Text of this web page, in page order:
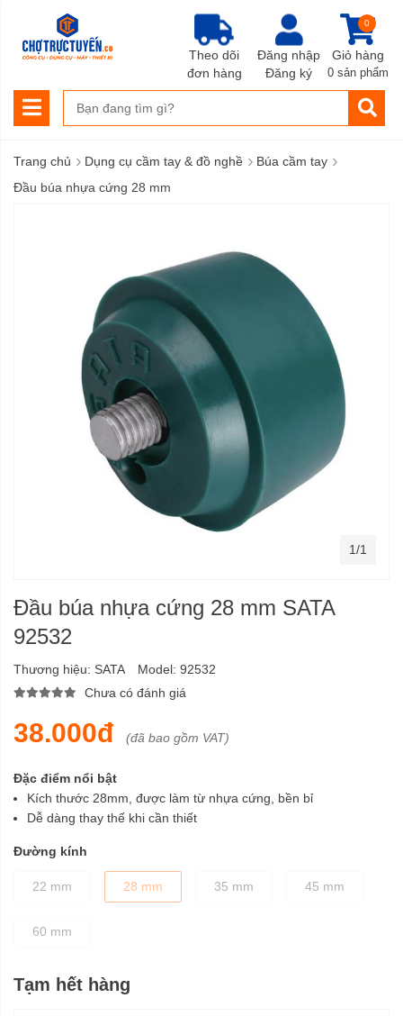
Đăng nhập
Đăng ký
Giỏ hàng
0
0 sản phẩm
Theo dõi
đơn hàng
Trang chủ › Dụng cụ cầm tay & đồ nghề › Búa cầm tay ›
Đầu búa nhựa cứng 28 mm
Đầu búa nhựa cứng 28 mm SATA
92532
Thương hiệu: SATA Model: 92532
Chưa có đánh giá
38.000đ (đã bao gồm VAT)
Đặc điểm nổi bật
Kích thước 28mm, được làm từ nhựa cứng, bền bỉ
Dễ dàng thay thế khi cần thiết
Đường kính
22 mm 28 mm 35 mm 45 mm
60 mm
Tạm hết hàng
1/1